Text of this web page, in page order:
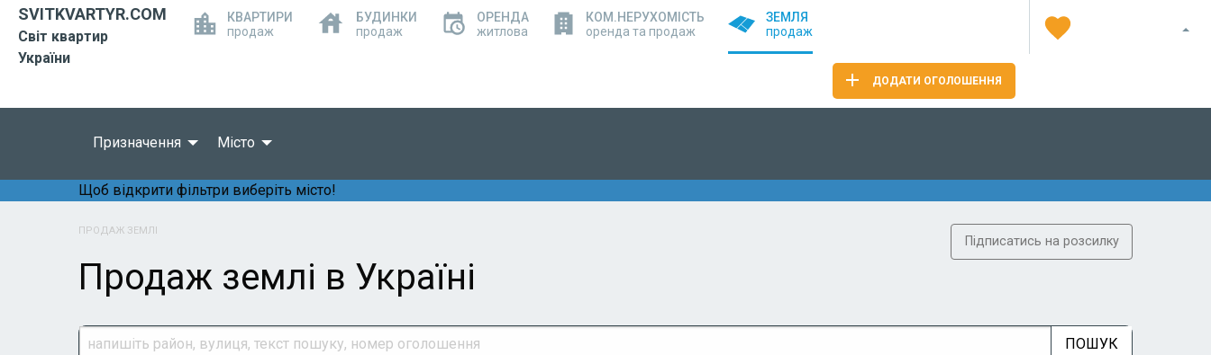
SVITKVARTYR.COM
Світ квартир
України
КВАРТИРИ
продаж
БУДИНКИ
продаж
ОРЕНДА
житлова
КОМ.НЕРУХОМІСТЬ
оренда та продаж
ЗЕМЛЯ
продаж
ДОДАТИ ОГОЛОШЕННЯ
Призначення Місто
Щоб відкрити фільтри виберіть місто!
Підписатись на розсилку
ПРОДАЖ ЗЕМЛІ
Продаж землі в Україні
ПОШУК